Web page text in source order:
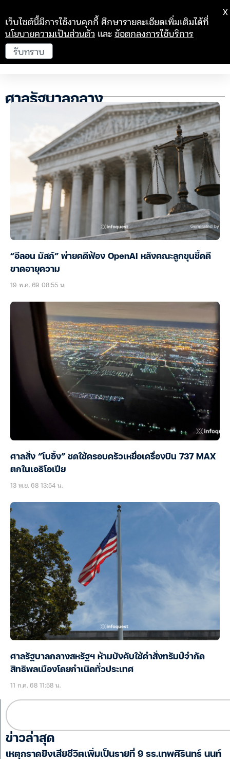
ศาลรัฐบาลกลาง
“อีลอน มัสก์” พ่ายคดีฟ้อง OpenAI หลังคณะลูกขุนชี้คดี
ขาดอายุความ
19 พ.ค. 69 08:55 น.
ศาลสั่ง “โบอิ้ง” ชดใช้ครอบครัวเหยื่อเครื่องบิน 737 MAX
ตกในเอธิโอเปีย
13 พ.ย. 68 13:54 น.
ศาลรัฐบาลกลางสหรัฐฯ ห้ามบังคับใช้คำสั่งทรัมป์จำกัด
สิทธิพลเมืองโดยกำเนิดทั่วประเทศ
11 ก.ค. 68 11:58 น.
ข่าวล่าสุด
เหตุกราดยิงเสียชีวิตเพิ่มเป็นรายที่ 9 รร.เทพศิรินทร์ นนท์
เว็บไซต์นี้มีการใช้งานคุกกี้ ศึกษารายละเอียดเพิ่มเติมได้ที่
นโยบายความเป็นส่วนตัว และข้อตกลงการใช้บริการ
รับทราบ
X